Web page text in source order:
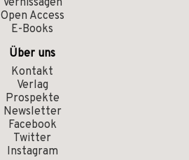
Vernissagen
Open Access
E-Books
Über uns
Kontakt
Verlag
Prospekte
Newsletter
Facebook
Twitter
Instagram